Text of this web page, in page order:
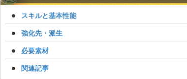
スキルと基本性能
強化先・派生
必要素材
関連記事